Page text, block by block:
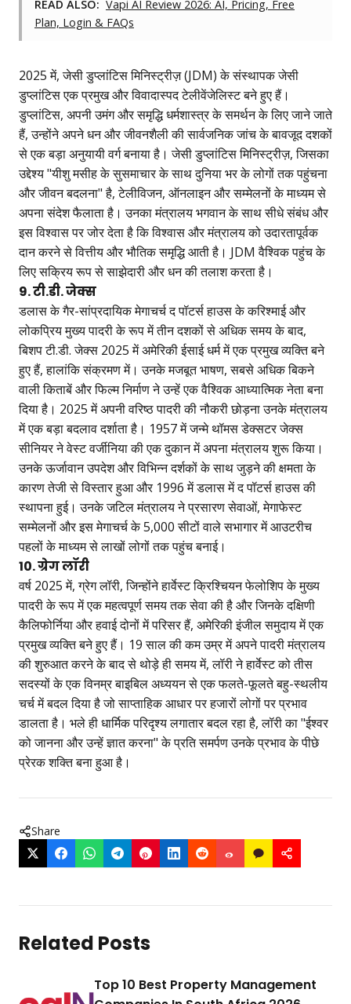
READ ALSO: Vapi AI Review 2026: AI, Pricing, Free
Plan, Login & FAQs
2025 में, जेसी डुप्लांटिस मिनिस्ट्रीज़ (JDM) के संस्थापक जेसी
डुप्लांटिस एक प्रमुख और विवादास्पद टेलीवेंजेलिस्ट बने हुए हैं।
डुप्लांटिस, अपनी उमंग और समृद्धि धर्मशास्त्र के समर्थन के लिए जाने जाते
हैं, उन्होंने अपने धन और जीवनशैली की सार्वजनिक जांच के बावजूद दशकों
से एक बड़ा अनुयायी वर्ग बनाया है। जेसी डुप्लांटिस मिनिस्ट्रीज़, जिसका
उद्देश्य "यीशु मसीह के सुसमाचार के साथ दुनिया भर के लोगों तक पहुंचना
और जीवन बदलना" है, टेलीविजन, ऑनलाइन और सम्मेलनों के माध्यम से
अपना संदेश फैलाता है। उनका मंत्रालय भगवान के साथ सीधे संबंध और
इस विश्वास पर जोर देता है कि विश्वास और मंत्रालय को उदारतापूर्वक
दान करने से वित्तीय और भौतिक समृद्धि आती है। JDM वैश्विक पहुंच के
लिए सक्रिय रूप से साझेदारी और धन की तलाश करता है।
9. टी.डी. जेक्स
डलास के गैर-सांप्रदायिक मेगाचर्च द पॉटर्स हाउस के करिश्माई और
लोकप्रिय मुख्य पादरी के रूप में तीन दशकों से अधिक समय के बाद,
बिशप टी.डी. जेक्स 2025 में अमेरिकी ईसाई धर्म में एक प्रमुख व्यक्ति बने
हुए हैं, हालांकि संक्रमण में। उनके मजबूत भाषण, सबसे अधिक बिकने
वाली किताबें और फिल्म निर्माण ने उन्हें एक वैश्विक आध्यात्मिक नेता बना
दिया है। 2025 में अपनी वरिष्ठ पादरी की नौकरी छोड़ना उनके मंत्रालय
में एक बड़ा बदलाव दर्शाता है। 1957 में जन्मे थॉमस डेक्सटर जेक्स
सीनियर ने वेस्ट वर्जीनिया की एक दुकान में अपना मंत्रालय शुरू किया।
उनके ऊर्जावान उपदेश और विभिन्न दर्शकों के साथ जुड़ने की क्षमता के
कारण तेजी से विस्तार हुआ और 1996 में डलास में द पॉटर्स हाउस की
स्थापना हुई। उनके जटिल मंत्रालय ने प्रसारण सेवाओं, मेगाफेस्ट
सम्मेलनों और इस मेगाचर्च के 5,000 सीटों वाले सभागार में आउटरीच
पहलों के माध्यम से लाखों लोगों तक पहुंच बनाई।
10. ग्रेग लॉरी
वर्ष 2025 में, ग्रेग लॉरी, जिन्होंने हार्वेस्ट क्रिश्चियन फेलोशिप के मुख्य
पादरी के रूप में एक महत्वपूर्ण समय तक सेवा की है और जिनके दक्षिणी
कैलिफोर्निया और हवाई दोनों में परिसर हैं, अमेरिकी इंजील समुदाय में एक
प्रमुख व्यक्ति बने हुए हैं। 19 साल की कम उम्र में अपने पादरी मंत्रालय
की शुरुआत करने के बाद से थोड़े ही समय में, लॉरी ने हार्वेस्ट को तीस
सदस्यों के एक विनम्र बाइबिल अध्ययन से एक फलते-फूलते बहु-स्थलीय
चर्च में बदल दिया है जो साप्ताहिक आधार पर हजारों लोगों पर प्रभाव
डालता है। भले ही धार्मिक परिदृश्य लगातार बदल रहा है, लॉरी का "ईश्वर
को जानना और उन्हें ज्ञात करना" के प्रति समर्पण उनके प्रभाव के पीछे
प्रेरक शक्ति बना हुआ है।
Share
Related Posts
Top 10 Best Property Management